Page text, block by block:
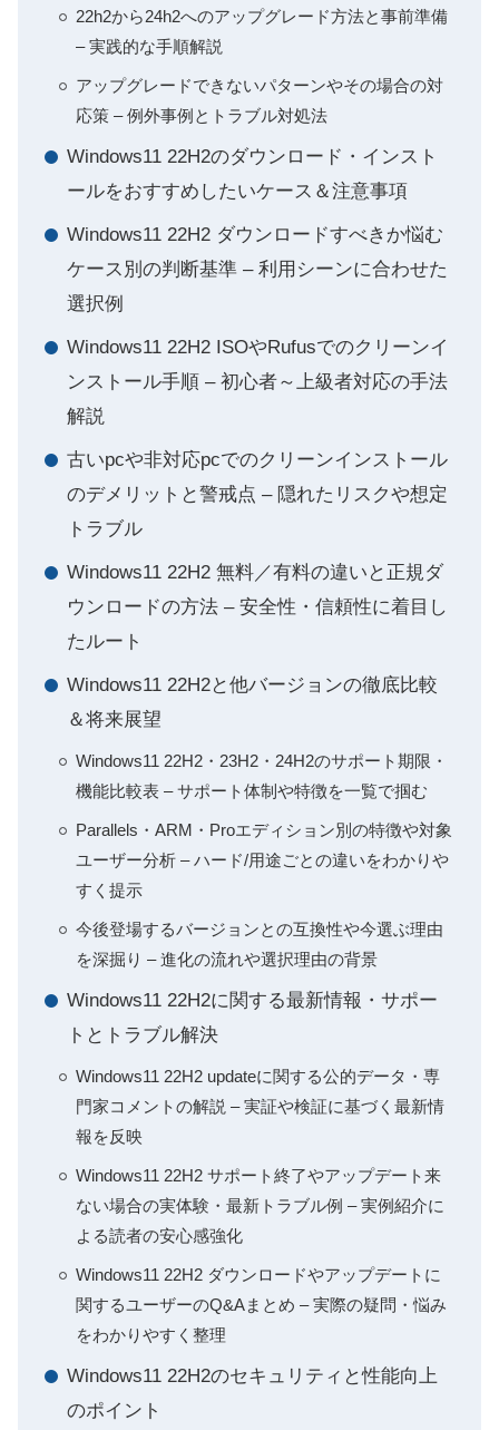
22h2から24h2へのアップグレード方法と事前準備
– 実践的な手順解説
アップグレードできないパターンやその場合の対
応策 – 例外事例とトラブル対処法
Windows11 22H2のダウンロード・インスト
ールをおすすめしたいケース＆注意事項
Windows11 22H2 ダウンロードすべきか悩む
ケース別の判断基準 – 利用シーンに合わせた
選択例
Windows11 22H2 ISOやRufusでのクリーンイ
ンストール手順 – 初心者～上級者対応の手法
解説
古いpcや非対応pcでのクリーンインストール
のデメリットと警戒点 – 隠れたリスクや想定
トラブル
Windows11 22H2 無料／有料の違いと正規ダ
ウンロードの方法 – 安全性・信頼性に着目し
たルート
Windows11 22H2と他バージョンの徹底比較
＆将来展望
Windows11 22H2・23H2・24H2のサポート期限・
機能比較表 – サポート体制や特徴を一覧で掴む
Parallels・ARM・Proエディション別の特徴や対象
ユーザー分析 – ハード/用途ごとの違いをわかりや
すく提示
今後登場するバージョンとの互換性や今選ぶ理由
を深掘り – 進化の流れや選択理由の背景
Windows11 22H2に関する最新情報・サポー
トとトラブル解決
Windows11 22H2 updateに関する公的データ・専
門家コメントの解説 – 実証や検証に基づく最新情
報を反映
Windows11 22H2 サポート終了やアップデート来
ない場合の実体験・最新トラブル例 – 実例紹介に
よる読者の安心感強化
Windows11 22H2 ダウンロードやアップデートに
関するユーザーのQ&Aまとめ – 実際の疑問・悩み
をわかりやすく整理
Windows11 22H2のセキュリティと性能向上
のポイント